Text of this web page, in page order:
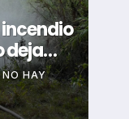
deja
NO HAY